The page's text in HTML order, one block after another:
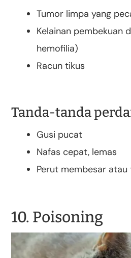
Tumor limpa yang
Kelainan pembekuan
hemofilia)
Racun tikus
Tanda-tanda
Gusi pucat
Nafas cepat, lemas
Perut membesar
10. Poisoning